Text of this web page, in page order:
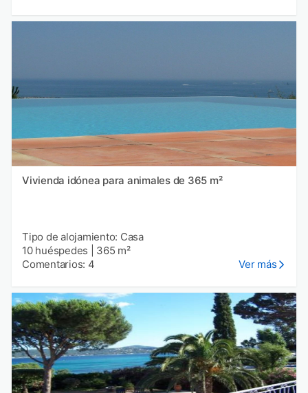
Vivienda idónea para animales de 365 m²
Tipo de alojamiento: Casa
10 huéspedes
365 m²
Comentarios: 4
Ver más